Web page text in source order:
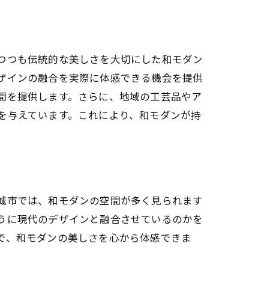
も伝統的な美しさを大切にした和モダン
ンの融合を実際に体感できる機会を提供
提供します。さらに、地域の工芸品やア
えています。これにより、和モダンが持
では、和モダンの空間が多く見られます
現代のデザインと融合させているのかを
和モダンの美しさを心から体感できま